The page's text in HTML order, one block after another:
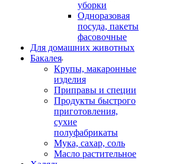
уборки
Одноразовая
посуда, пакеты
фасовочные
Для домашних животных
Бакалея
Крупы, макаронные
изделия
Приправы и специи
Продукты быстрого
приготовления,
сухие
полуфабрикаты
Мука, сахар, соль
Масло растительное